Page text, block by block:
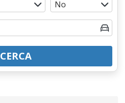
CERCA